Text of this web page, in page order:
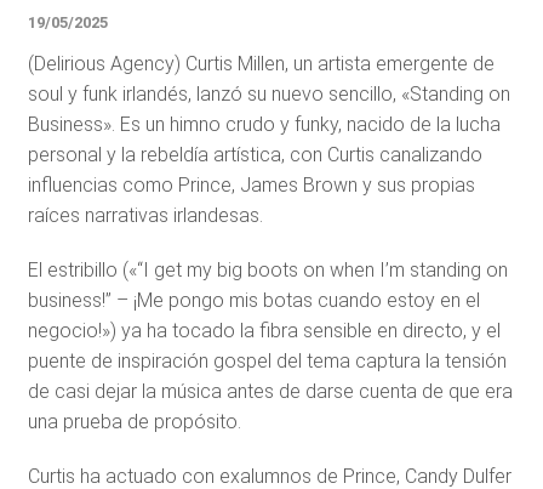
19/05/2025
(Delirious Agency) Curtis Millen, un artista emergente de
soul y funk irlandés, lanzó su nuevo sencillo, «Standing on
Business». Es un himno crudo y funky, nacido de la lucha
personal y la rebeldía artística, con Curtis canalizando
influencias como Prince, James Brown y sus propias
raíces narrativas irlandesas.
El estribillo («“I get my big boots on when I’m standing on
business!” – ¡Me pongo mis botas cuando estoy en el
negocio!») ya ha tocado la fibra sensible en directo, y el
puente de inspiración gospel del tema captura la tensión
de casi dejar la música antes de darse cuenta de que era
una prueba de propósito.
Curtis ha actuado con exalumnos de Prince, Candy Dulfer